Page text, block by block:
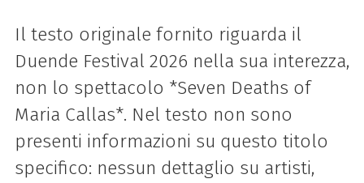
Il testo originale fornito riguarda il
Duende Festival 2026 nella sua interezza,
non lo spettacolo *Seven Deaths of
Maria Callas*. Nel testo non sono
presenti informazioni su questo titolo
specifico: nessun dettaglio su artisti,